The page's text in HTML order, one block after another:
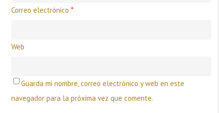
Correo electrónico*
Web
Guarda mi nombre, correo electrónico y web en este
navegador para la próxima vez que comente.